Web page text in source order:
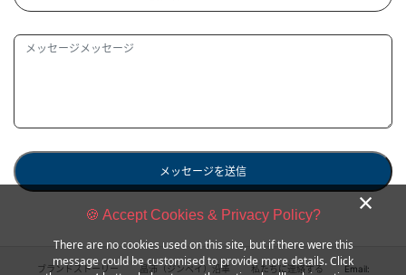
メッセージを送信
ブランドストーリー 晶沛（ジンペイ）沿革 私たちに連絡する Email:
🍪 Accept Cookies & Privacy Policy?
There are no cookies used on this site, but if there were this
message could be customised to provide more details. Click
×